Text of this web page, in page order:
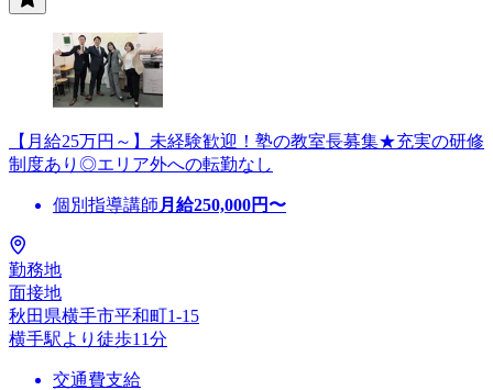
【月給25万円～】未経験歓迎！塾の教室長募集★充実の研修
制度あり◎エリア外への転勤なし
個別指導講師 月給250,000円〜
勤務地
面接地
秋田県横手市平和町1-15
横手駅より徒歩11分
交通費支給